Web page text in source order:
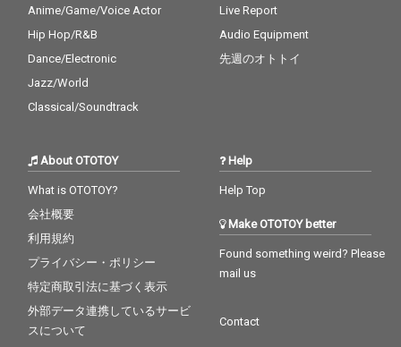
Anime/Game/Voice Actor
Hip Hop/R&B
Dance/Electronic
Jazz/World
Classical/Soundtrack
Live Report
Audio Equipment
先週のオトトイ
About OTOTOY
What is OTOTOY?
会社概要
利用規約
プライバシー・ポリシー
特定商取引法に基づく表示
外部データ連携しているサービ
スについて
Help
Help Top
Make OTOTOY better
Found something weird? Please
mail us
Contact